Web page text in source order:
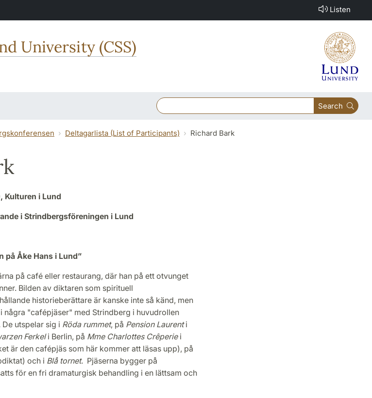
Listen
University (CSS)
Search
Deltagarlista (List of Participants) Richard Bark
Kulturen i Lund
i Strindbergsföreningen i Lund
på Åke Hans i Lund”
på café eller restaurang, där han på ett otvunget
Bilden av diktaren som spirituell
historieberättare är kanske inte så känd, men
några "cafépjäser" med Strindberg i huvudrollen
utspelar sig i Röda rummet, på Pension Laurenti
Ferkeli Berlin, på Mme Charlottes Crêperiei
är den cafépjäs som här kommer att läsas upp), på
och i Blå tornet. Pjäserna bygger på
för en fri dramaturgisk behandling i en lättsam och